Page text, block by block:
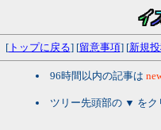
[トップに戻る] [留意事項] [新規
96時間以内の記事は
ツリー先頭部の ▼ をク